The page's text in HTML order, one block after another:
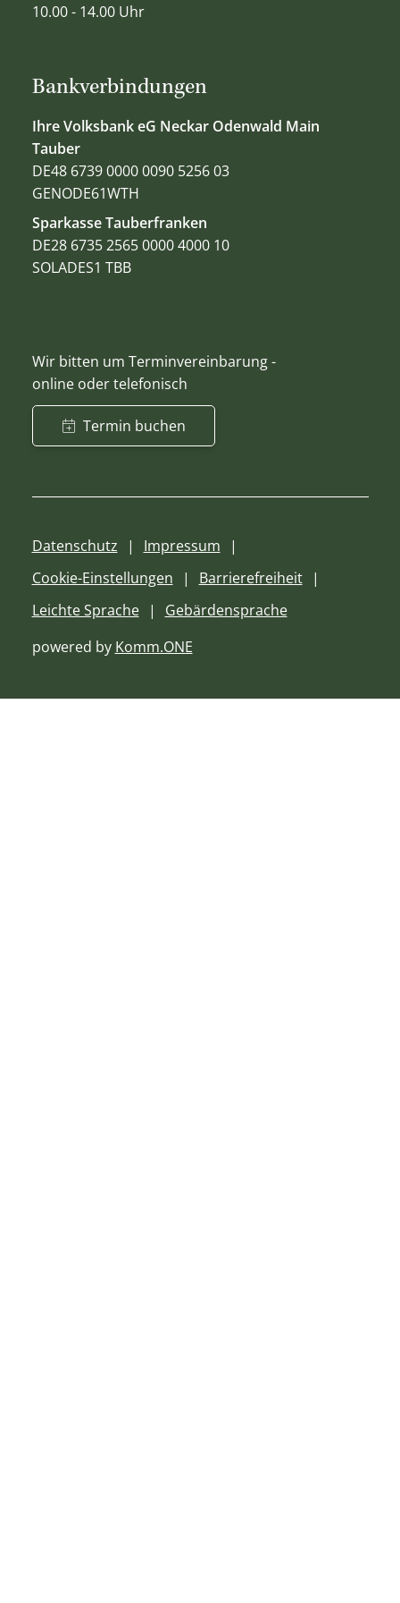
Bankverbindungen
Ihre Volksbank eG Neckar Odenwald Main
Tauber
DE48 6739 0000 0090 5256 03
GENODE61WTH
Sparkasse Tauberfranken
DE28 6735 2565 0000 4000 10
SOLADES1 TBB
Wir bitten um Terminvereinbarung -
online oder telefonisch
Termin buchen
10.00 - 14.00 Uhr
Datenschutz
Impressum
Cookie-Einstellungen
Barrierefreiheit
Leichte Sprache
Gebärdensprache
powered by Komm.ONE